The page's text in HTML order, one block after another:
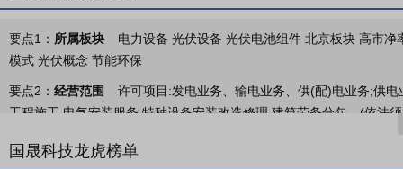
要点1： 所属板块
电力设备 光伏设备 光伏电池组件 北京板块 高市
模式 光伏概念 节能环保
要点2： 经营范围
许可项目:发电业务、输电业务、供(配)电业务;供
工程施工;电气安装服务;特种设备安装改造修理;建筑劳务分包。(依法
术研发;城市绿化管理;园林绿化工程施工;城市公园管理;规划设计管理
国晟科技龙虎榜单